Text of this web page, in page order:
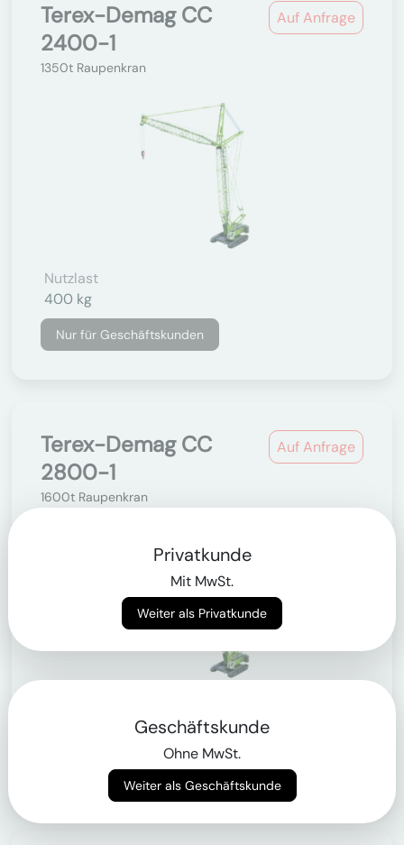
Auf Anfrage
Terex-Demag CC
2400-1
1350t Raupenkran
Nutzlast
400 kg
Nur für Geschäftskunden
Auf Anfrage
Terex-Demag CC
2800-1
1600t Raupenkran
Nur für Geschäftskunden
Privatkunde
Mit MwSt.
Weiter als Privatkunde
Geschäftskunde
Ohne MwSt.
Weiter als Geschäftskunde